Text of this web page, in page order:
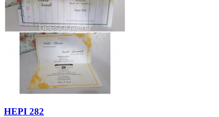
HEPI 282